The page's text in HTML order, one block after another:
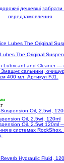
дорожчі дешевші забрати
передзамовлення
The Original
Lubricant and Cleaner —
Змащує сальники,
400 мл. Артикул FJ1.
Oil, 2.5wt, 120ml
Oil, 2.5wt 120ml
в системах